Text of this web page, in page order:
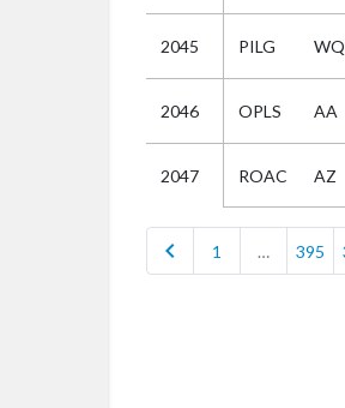
2045 PILG WQ
2046 OPLS AA
2047 ROAC AZ
chevron_left 1 … 395